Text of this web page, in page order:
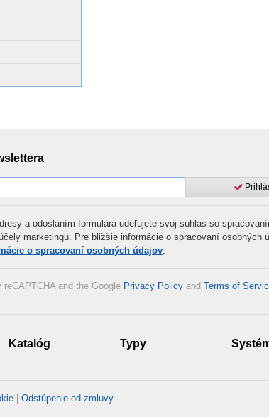
a odoslaním formulára udeľujete svoj súhlas so
marketingu. Pre bližšie informácie o spracovaní osobných
o spracovaní osobných údajov
and the Google Privacy Policy and Terms of
Katalóg Typy
Odstúpenie od zmluvy